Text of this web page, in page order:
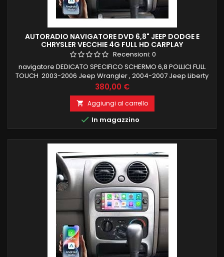
AUTORADIO NAVIGATORE DVD 6,8" JEEP DODGE E
CHRYSLER VECCHIE 4G FULL HD CARPLAY
Recensioni: 0
navigatore DEDICATO SPECIFICO SCHERMO 6,8 POLLICI FULL
TOUCH 2003-2006 Jeep Wrangler , 2004-2007 Jeep Liberty
, 1999-2004 Jeep Grand Cherokee LOGO ALLA ACCENSIONE,
RECUPERO COMANDI AL VOLANTE 8 GB RAM 128 GB ROM
ANDROID 13 CARPLAY ANDROID AUTO WIFI INTEGRATO
NAVIGAZIONE ONLINE E OFFLINE INGRESSO CAMERA FUNZIONE
MIRRORLINK COMPATIBILE MODULO DAB+WIFI...
Prezzo
380,00 €
 Aggiungi al carrello
 In magazzino